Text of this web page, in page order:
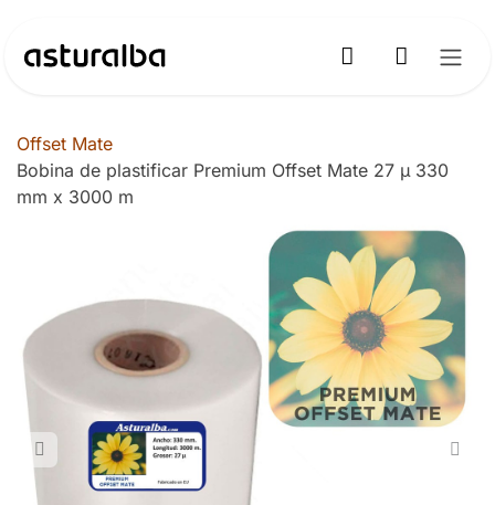
Offset Mate
Bobina de plastificar Premium Offset Mate 27 µ 330
mm x 3000 m